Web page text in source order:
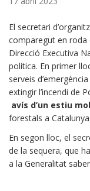
El secretari
comparegut en roda
Direcció Executiva
política. En primer
serveis d’emergència
extingir l’incendi de
avís d’un estiu
forestals a Catalunya.
En segon lloc, el
de la sequera, que
a la Generalitat